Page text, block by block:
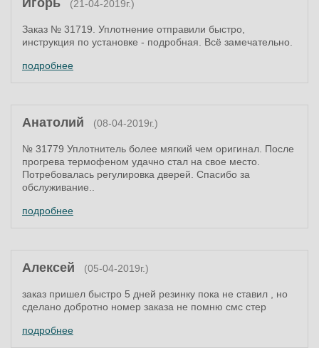
Игорь (21-04-2019г.)
Заказ № 31719. Уплотнение отправили быстро,
инструкция по установке - подробная. Всё замечательно.
подробнее
Анатолий (08-04-2019г.)
№ 31779 Уплотнитель более мягкий чем оригинал. После
прогрева термофеном удачно стал на свое место.
Потребовалась регулировка дверей. Спасибо за
обслуживание..
подробнее
Алексей (05-04-2019г.)
заказ пришел быстро 5 дней резинку пока не ставил , но
сделано добротно номер заказа не помню смс стер
подробнее